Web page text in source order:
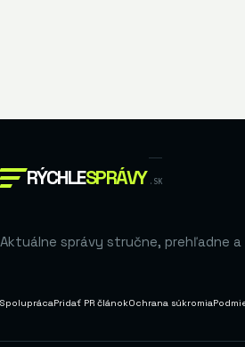
RÝCHLESPRÁVY .SK
Aktuálne správy stručne, prehľadne a
SpoluprácaPridať PR článokOchrana súkromia